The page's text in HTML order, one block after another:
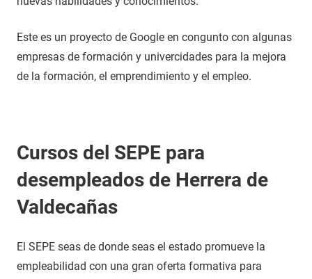
Este es un proyecto de Google en congunto con algunas
empresas de formación y univercidades para la mejora
de la formación, el emprendimiento y el empleo.
Cursos del SEPE para
desempleados de Herrera de
Valdecañas
El SEPE seas de donde seas el estado promueve la
empleabilidad con una gran oferta formativa para